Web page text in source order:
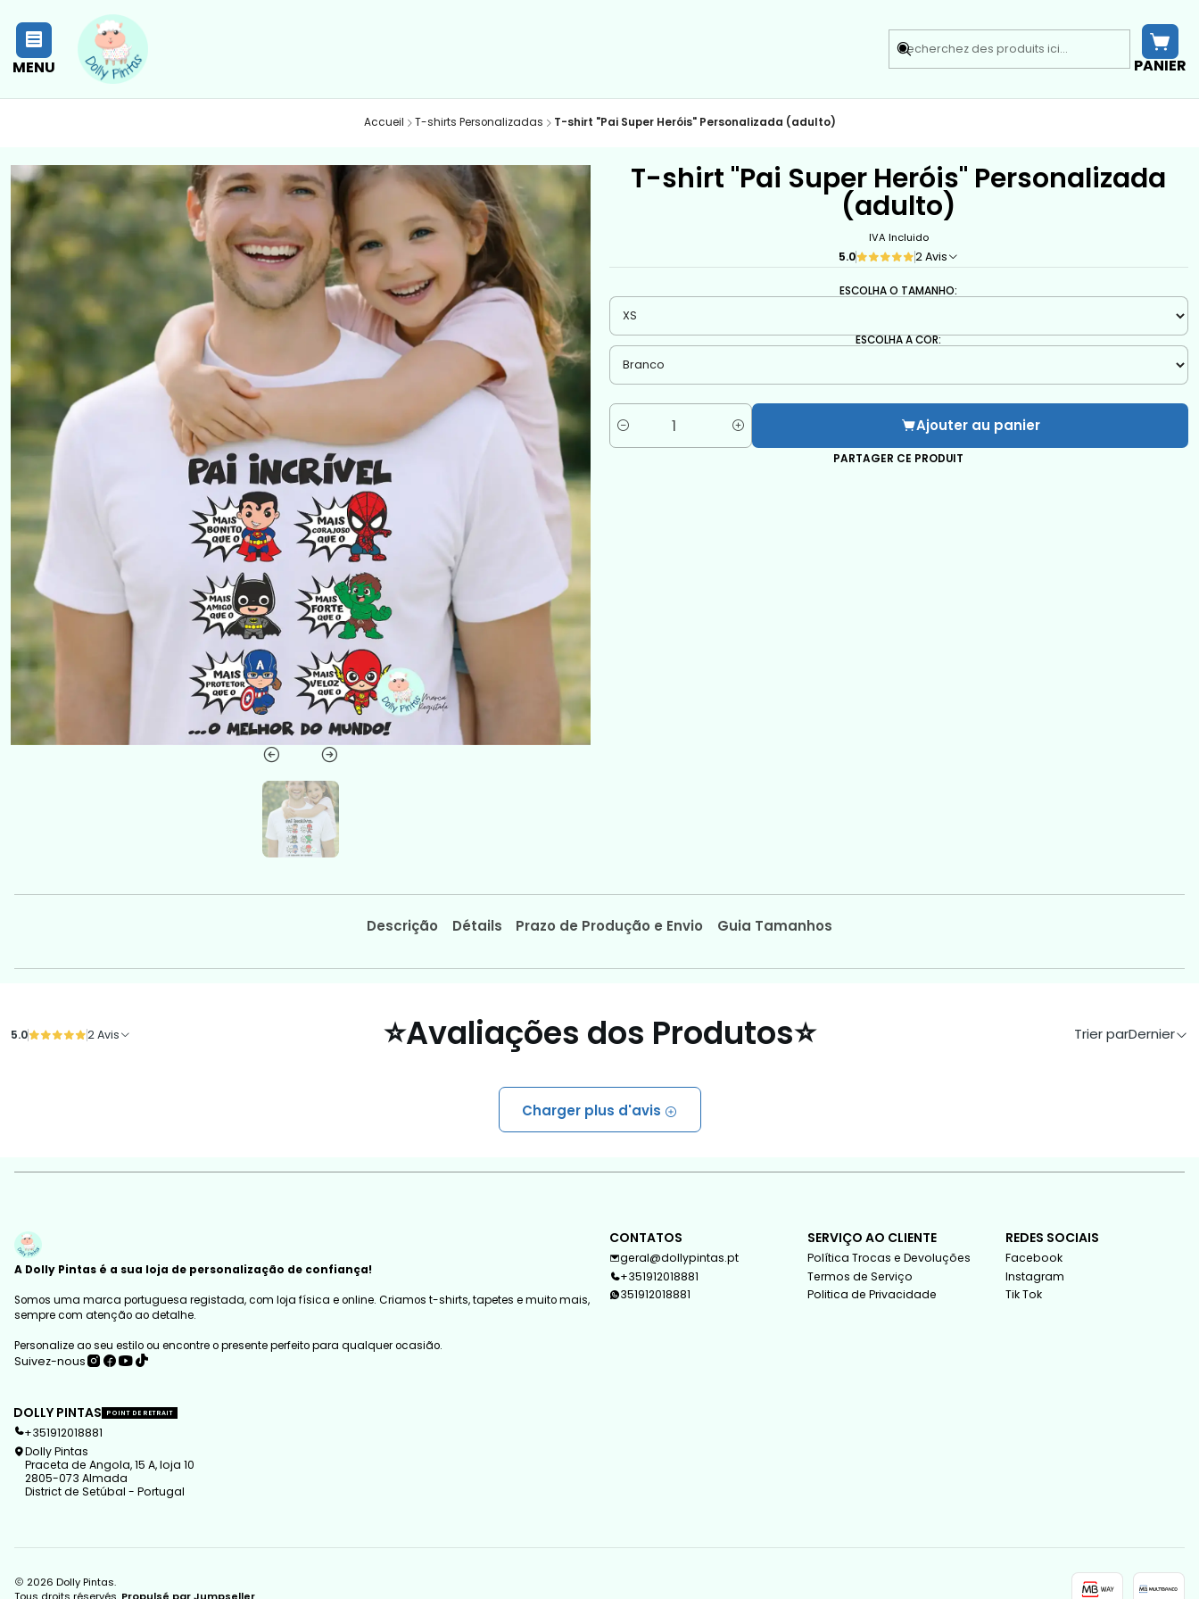
MENU PANIER
Accueil T-shirts Personalizadas T-shirt "Pai Super Heróis" Personalizada (adulto)
T-shirt "Pai Super Heróis" Personalizada
(adulto)
IVA Incluido
5.0 2 Avis
ESCOLHA O TAMANHO:
ESCOLHA A COR:
Quantité Ajouter au panier
PARTAGER CE PRODUIT
Descrição Détails Prazo de Produção e Envio Guia Tamanhos
⭐Avaliações dos Produtos⭐
5.0 2 Avis Trier parDernier
Charger plus d'avis
A Dolly Pintas é a sua loja de personalização de confiança!
Somos uma marca portuguesa registada, com loja física e online. Criamos t-shirts, tapetes e muito mais,
sempre com atenção ao detalhe.
Personalize ao seu estilo ou encontre o presente perfeito para qualquer ocasião.
Suivez-nous
CONTATOS
geral@dollypintas.pt
+351912018881
351912018881
SERVIÇO AO CLIENTE
Política Trocas e Devoluções
Termos de Serviço
Politica de Privacidade
REDES SOCIAIS
Facebook
Instagram
Tik Tok
DOLLY PINTAS POINT DE RETRAIT
+351912018881
Dolly Pintas
Praceta de Angola, 15 A, loja 10
2805-073 Almada
District de Setúbal - Portugal
2026 Dolly Pintas.
Tous droits réservés. Propulsé par Jumpseller